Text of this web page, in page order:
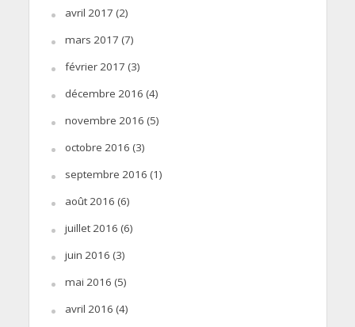
avril 2017 (2)
mars 2017 (7)
février 2017 (3)
décembre 2016 (4)
novembre 2016 (5)
octobre 2016 (3)
septembre 2016 (1)
août 2016 (6)
juillet 2016 (6)
juin 2016 (3)
mai 2016 (5)
avril 2016 (4)